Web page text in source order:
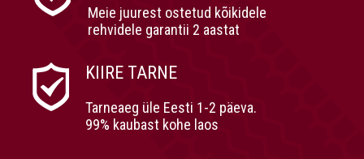
Meie juurest ostetud kõikidele
rehvidele garantii 2 aastat
KIIRE TARNE
Tarneaeg üle Eesti 1-2 päeva.
99% kaubast kohe laos